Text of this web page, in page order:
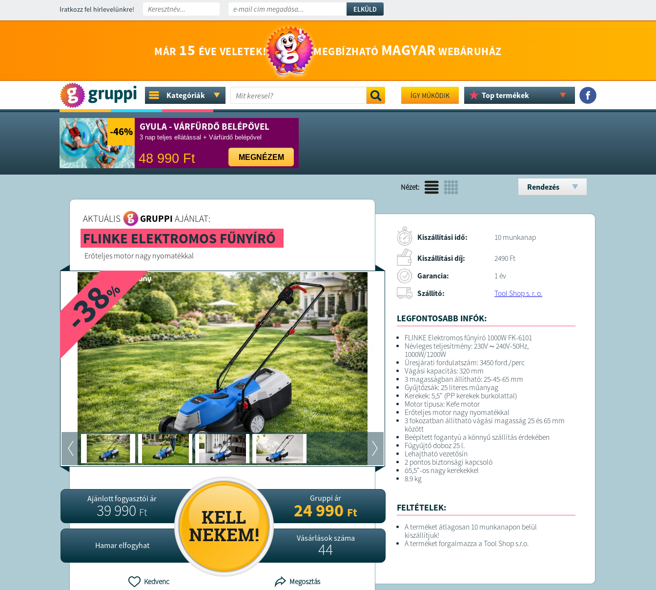
Iratkozz fel hírlevelünkre! ELKÜLD
MÁR 15 ÉVE VELETEK! MEGBÍZHATÓ MAGYAR WEBÁRUHÁZ
Kategóriák ÍGY MŰKÖDIK Top termékek
-46% GYULA - VÁRFÜRDŐ BELÉPŐVEL
3 nap teljes ellátással + Várfürdő belépővel
48 990 Ft MEGNÉZEM
Nézet: Rendezés
AKTUÁLIS GRUPPI AJÁNLAT:
FLINKE ELEKTROMOS FŰNYÍRÓ
Erőteljes motor nagy nyomatékkal
-38
%
Ajánlott fogyasztói ár
39 990Ft
Hamar elfogyhat
Gruppi ár
24 990Ft
Vásárlások száma
44
Kedvenc Megosztás
Kiszállítási idő: 10 munkanap
Kiszállítási díj:
2490 Ft
Garancia:
1 év
Szállító:
Tool Shop s. r. o.
LEGFONTOSABB INFÓK:
FLINKE Elektromos fűnyíró 1000W FK-6101
Névleges teljesítmény: 230V～240V-50Hz,
1000W/1200W
Üresjárati fordulatszám: 3450 ford./perc
Vágási kapacitás: 320 mm
3 magasságban állítható: 25-45-65 mm
Gyűjtőzsák: 25 literes műanyag
Kerekek: 5,5" (PP kerekek burkolattal)
Motor típusa: Kefe motor
Erőteljes motor nagy nyomatékkal
3 fokozatban állítható vágási magasság 25 és 65 mm
között
Beépített fogantyú a könnyű szállítás érdekében
Fűgyűjtő doboz 25 l.
Lehajtható vezetősín
2 pontos biztonsági kapcsoló
ó5,5"-os nagy kerekekkel
8.9 kg
FELTÉTELEK:
A terméket átlagosan 10 munkanapon belül
kiszállítjuk!
A terméket forgalmazza a Tool Shop s.r.o.